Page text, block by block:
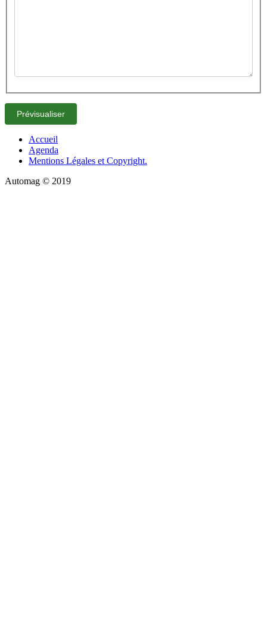
Accueil
Agenda
Mentions Légales et Copyright.
Automag © 2019